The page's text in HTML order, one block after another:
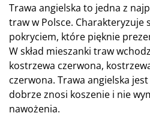
Trawa angielska to jedna z
traw w Polsce. Charakteryzuje
pokryciem, które pięknie
W skład mieszanki traw
kostrzewa czerwona,
czerwona. Trawa angielska
dobrze znosi koszenie i nie
nawożenia.